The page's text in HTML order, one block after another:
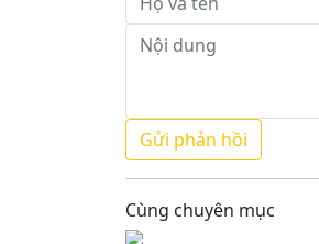
Cùng chuyên mục